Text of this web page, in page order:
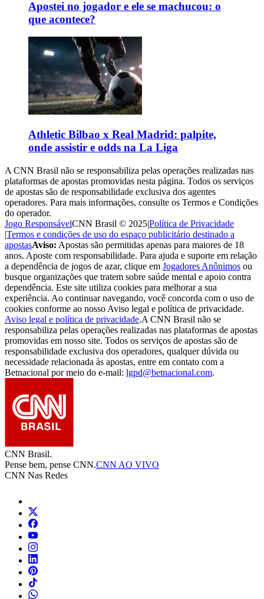
Apostei no jogador e ele se machucou: o
que acontece?
Athletic Bilbao x Real Madrid: palpite,
onde assistir e odds na La Liga
A CNN Brasil não se responsabiliza pelas operações realizadas nas
plataformas de apostas promovidas nesta página. Todos os serviços
de apostas são de responsabilidade exclusiva dos agentes
operadores. Para mais informações, consulte os Termos e Condições
do operador.
Jogo ResponsávelCNN Brasil © 2025|Política de Privacidade
|Termos e condições de uso do espaço publicitário destinado a
apostasAviso: Apostas são permitidas apenas para maiores de 18
anos. Aposte com responsabilidade. Para ajuda e suporte em relação
a dependência de jogos de azar, clique em Jogadores Anônimos ou
busque organizações que tratem sobre saúde mental e apoio contra
dependência. Este site utiliza cookies para melhorar a sua
experiência. Ao continuar navegando, você concorda com o uso de
cookies conforme ao nosso Aviso legal e política de privacidade.
Aviso legal e política de privacidade.A CNN Brasil não se
responsabiliza pelas operações realizadas nas plataformas de apostas
promovidas em nosso site. Todos os serviços de apostas são de
responsabilidade exclusiva dos operadores, qualquer dúvida ou
necessidade relacionada às apostas, entre em contato com a
Betnacional por meio do e-mail: lgpd@betnacional.com.
CNN Brasil.
Pense bem, pense CNN.CNN AO VIVO
CNN Nas Redes